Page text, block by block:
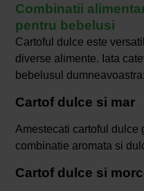
Combinatii
pentru bebelusi
Cartoful dulce este
diverse alimente. Iata
bebelusul dumneavoastra:
Cartof dulce si mar
Amestecati cartoful dulce
combinatie aromata si
Cartof dulce si